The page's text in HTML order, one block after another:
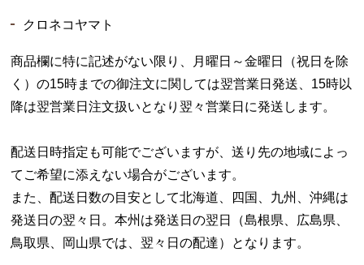
クロネコヤマト
商品欄に特に記述がない限り、月曜日～金曜日（祝日を除
く）の15時までの御注文に関しては翌営業日発送、15時以
降は翌営業日注文扱いとなり翌々営業日に発送します。
配送日時指定も可能でございますが、送り先の地域によっ
てご希望に添えない場合がございます。
また、配送日数の目安として北海道、四国、九州、沖縄は
発送日の翌々日。本州は発送日の翌日（島根県、広島県、
鳥取県、岡山県では、翌々日の配達）となります。